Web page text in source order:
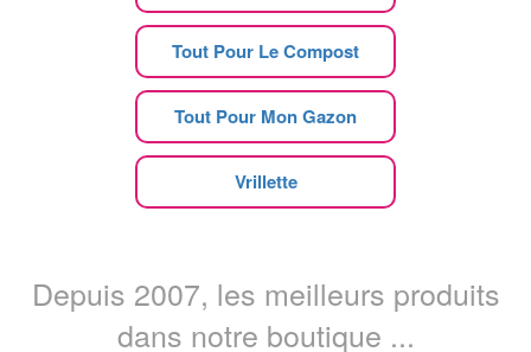
Tout Pour Le Compost
Tout Pour Mon Gazon
Vrillette
Depuis 2007, les meilleurs produits
dans notre boutique ...